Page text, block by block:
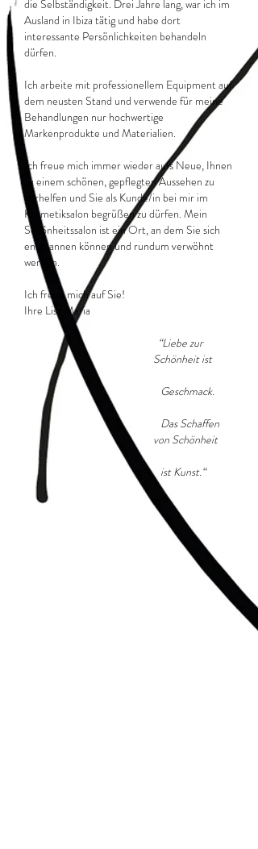
die Selbständigkeit. Drei Jahre lang, war ich im
Ausland in Ibiza tätig und habe dort
interessante Persönlichkeiten behandeln
dürfen.
Ich arbeite mit professionellem Equipment auf
dem neusten Stand und verwende für meine
Behandlungen nur hochwertige
Markenprodukte und Materialien.
Ich freue mich immer wieder aufs Neue, Ihnen
zu einem schönen, gepflegten Aussehen zu
verhelfen und Sie als Kunde/in bei mir im
Kosmetiksalon begrüßen zu dürfen. Mein
Schönheitssalon ist ein Ort, an dem Sie sich
entspannen können und rundum verwöhnt
werden.
Ich freue mich auf Sie!
Ihre Lisa Maria
“Liebe zur
Schönheit ist
Geschmack.
Das Schaffen
von Schönheit
ist Kunst.“